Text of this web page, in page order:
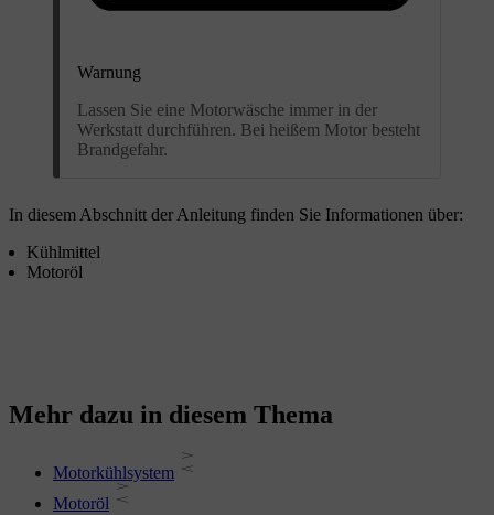
Warnung
Lassen Sie eine Motorwäsche immer in der
Werkstatt durchführen. Bei heißem Motor besteht
Brandgefahr.
In diesem Abschnitt der Anleitung finden Sie Informationen über:
Kühlmittel
Motoröl
Mehr dazu in diesem Thema
Motorkühlsystem
Motoröl